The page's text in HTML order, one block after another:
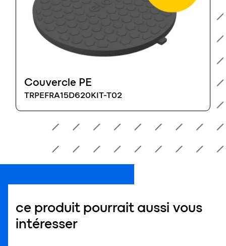
Couvercle PE
TRPEFRA15D620KIT-T02
ce produit pourrait aussi vous
intéresser